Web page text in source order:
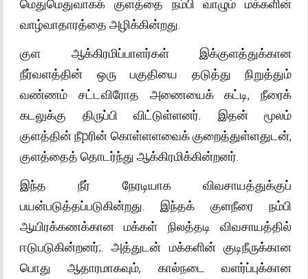
மெதுமெதுவாகக் குளத்தை நம்பி வாழும் மக்களின்
வாழ்வாதாரத்தை அழிக்கின்றது.
குள ஆக்கிரமிப்பாளர்கள் இக்குளத்துக்கான
நீர்வளத்தின் ஒரு பகுதியை தடுத்து நிறுத்தும்
வண்ணம் சட்டவிரோத அணையைக் கட்டி, நீரைக்
கடலுக்கு திருப்பி விட்டுள்ளனர். இதன் மூலம்
குளத்தின் நீpரின் கொள்ளளவைக் குறைத்துள்ளதுடன்,
குளத்தைத் தொடர்ந்து ஆக்கிரமிக்கின்றனர்.
இந்த நீர் நேரடியாக விவசாயத்துக்குப்
பயன்படுத்தப்படுகின்றது. இந்தக் குளநீரை நம்பி
ஆயிரக்கணக்கான மக்கள் நிலத்தடி விவசாயத்தில்
ஈடுபடுகின்றனர்;. அத்துடன் மக்களின் குடிநீருக்கான
பொது ஆதாரமாகவும், கால்நடை வளர்ப்புக்கான